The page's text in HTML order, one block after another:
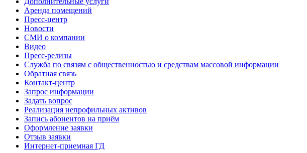
Аренда помещений
Пресс-центр
Новости
СМИ о компании
Видео
Пресс-релизы
Служба по связям с общественностью и средствам массовой информации
Обратная связь
Контакт-центр
Запрос информации
Задать вопрос
Реализация непрофильных активов
Запись абонентов на приём
Оформление заявки
Отзыв заявки
Интернет-приемная ГД